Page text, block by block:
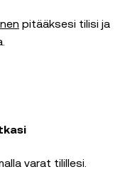
pitääksesi tilisi ja
varat tilillesi.